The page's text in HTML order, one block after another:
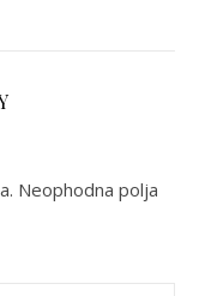
Neophodna polja